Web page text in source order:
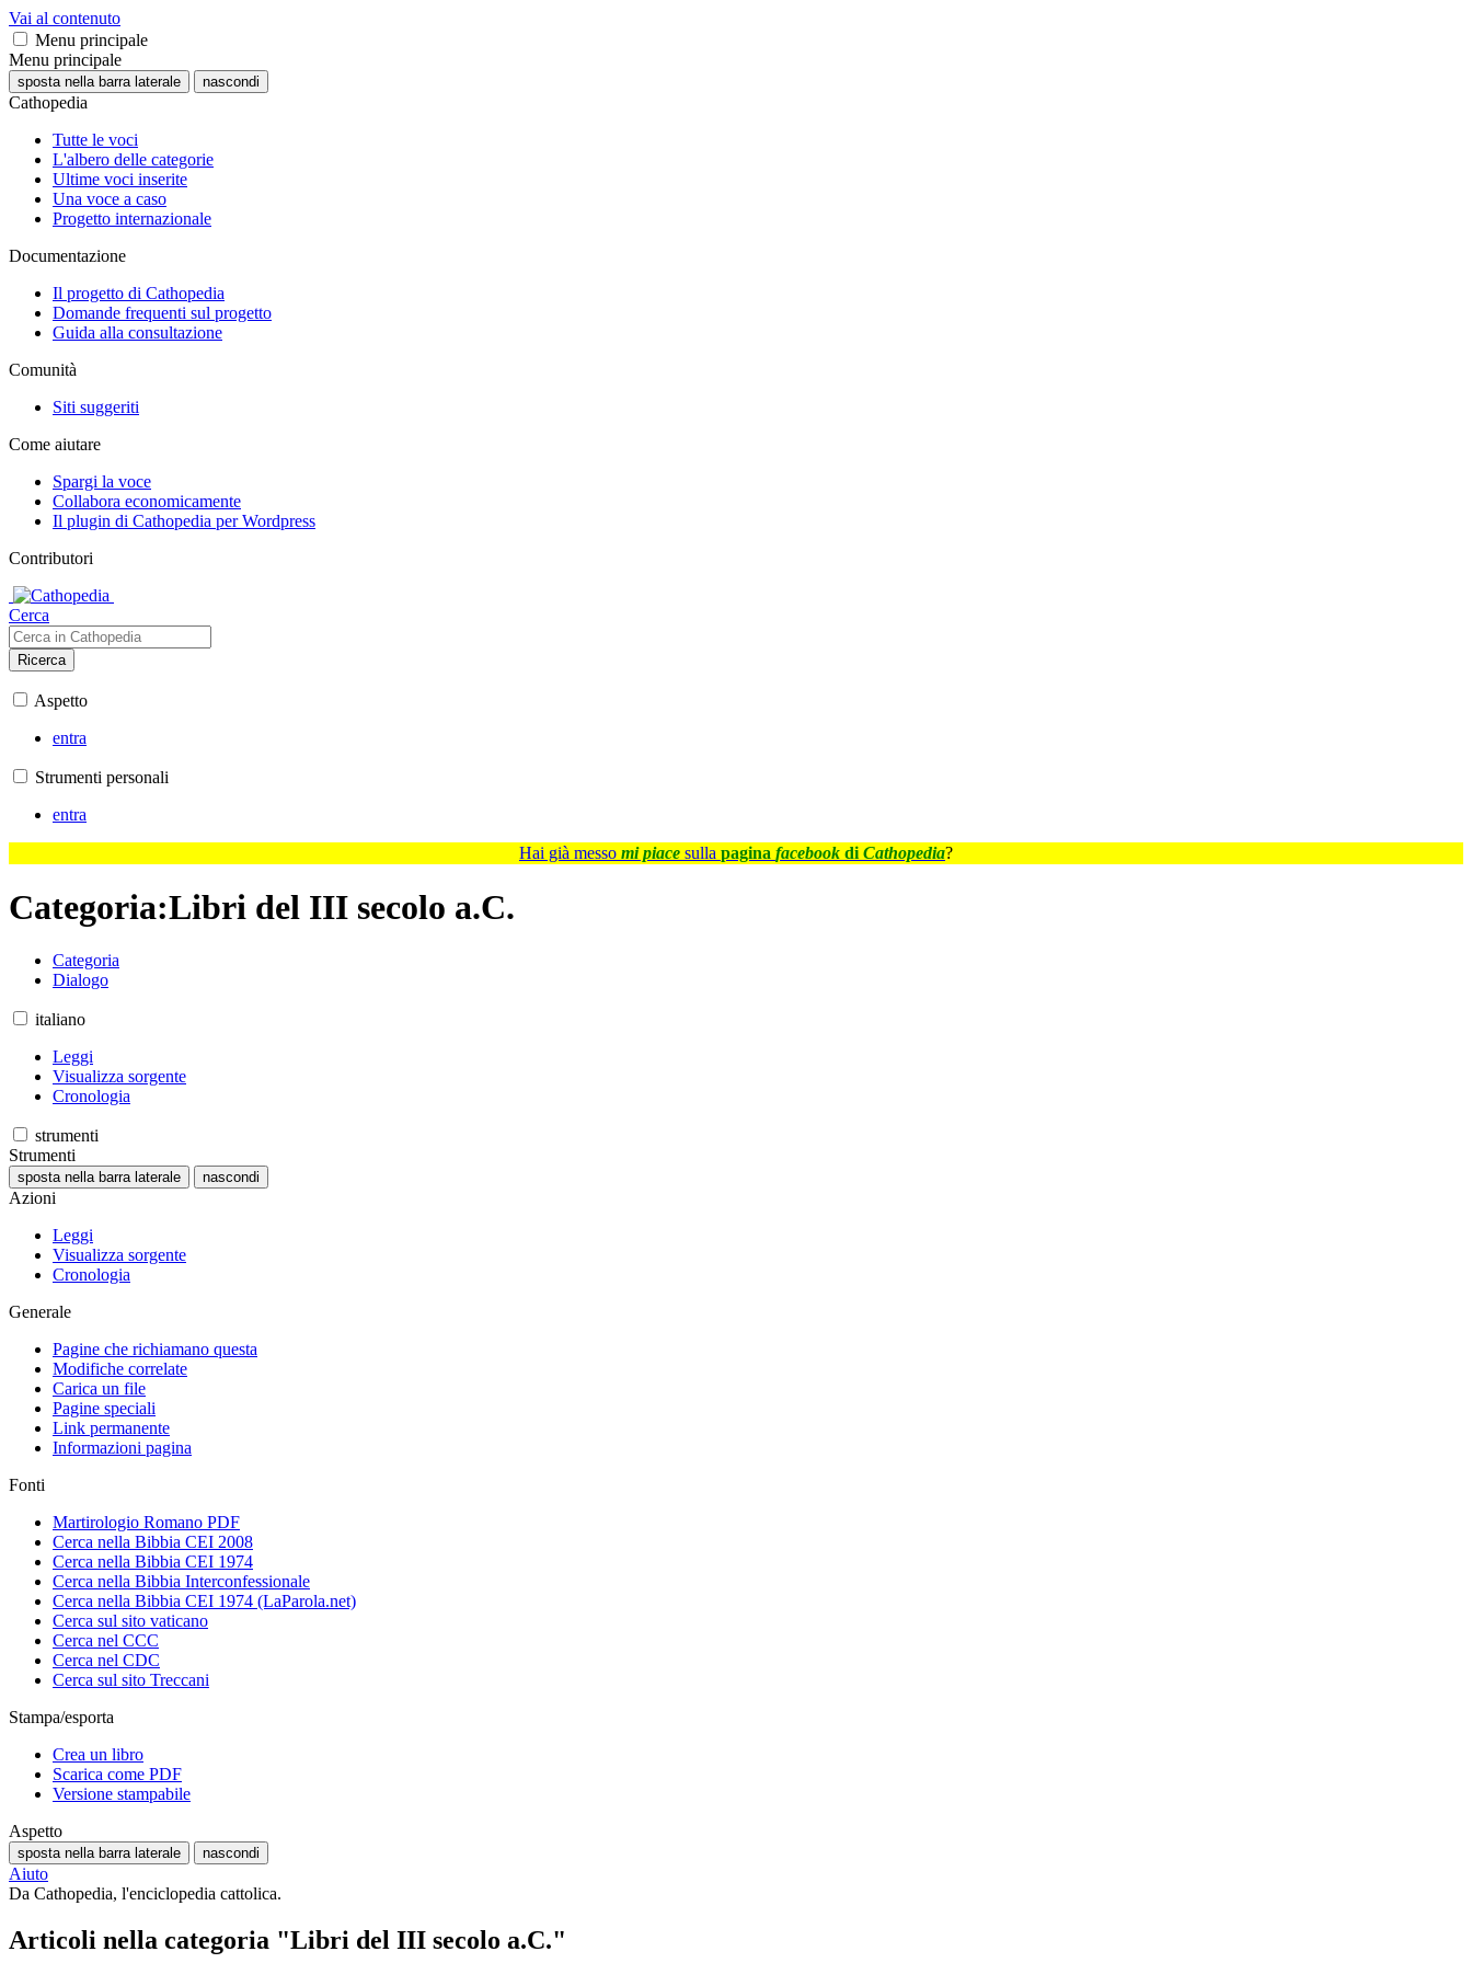
Vai al contenuto
Menu principale
Menu principale
sposta nella barra laterale nascondi
Cathopedia
Tutte le voci
L'albero delle categorie
Ultime voci inserite
Una voce a caso
Progetto internazionale
Documentazione
Il progetto di Cathopedia
Domande frequenti sul progetto
Guida alla consultazione
Comunità
Siti suggeriti
Come aiutare
Spargi la voce
Collabora economicamente
Il plugin di Cathopedia per Wordpress
Contributori
Cerca
Ricerca
Aspetto
entra
Strumenti personali
entra
Hai già messo mi piace sulla pagina facebook di Cathopedia?
Categoria:Libri del III secolo a.C.
Categoria
Dialogo
italiano
Leggi
Visualizza sorgente
Cronologia
strumenti
Strumenti
sposta nella barra laterale nascondi
Azioni
Leggi
Visualizza sorgente
Cronologia
Generale
Pagine che richiamano questa
Modifiche correlate
Carica un file
Pagine speciali
Link permanente
Informazioni pagina
Fonti
Martirologio Romano PDF
Cerca nella Bibbia CEI 2008
Cerca nella Bibbia CEI 1974
Cerca nella Bibbia Interconfessionale
Cerca nella Bibbia CEI 1974 (LaParola.net)
Cerca sul sito vaticano
Cerca nel CCC
Cerca nel CDC
Cerca sul sito Treccani
Stampa/esporta
Crea un libro
Scarica come PDF
Versione stampabile
Aspetto
sposta nella barra laterale nascondi
Aiuto
Da Cathopedia, l'enciclopedia cattolica.
Articoli nella categoria "Libri del III secolo a.C."